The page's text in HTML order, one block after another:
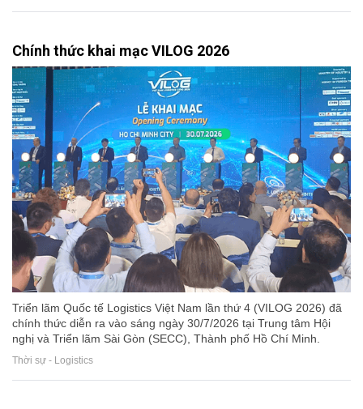
Chính thức khai mạc VILOG 2026
Triển lãm Quốc tế Logistics Việt Nam lần thứ 4 (VILOG 2026) đã
chính thức diễn ra vào sáng ngày 30/7/2026 tại Trung tâm Hội
nghị và Triển lãm Sài Gòn (SECC), Thành phố Hồ Chí Minh.
Thời sự - Logistics